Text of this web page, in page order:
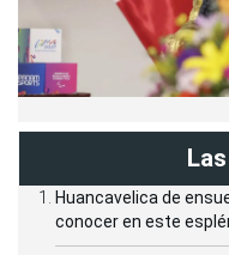
Huancavelica de
conocer en este